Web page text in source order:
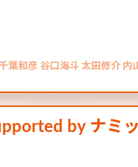
葉和彦 谷口海斗 太田修介
by ナミ